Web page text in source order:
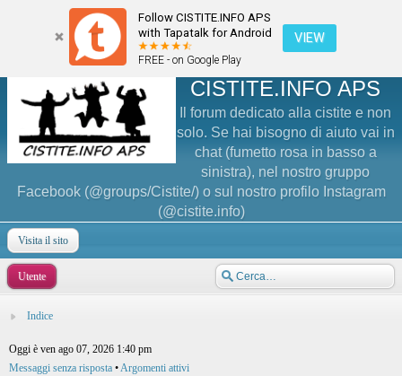
Follow CISTITE.INFO APS
with Tapatalk for Android
FREE - on Google Play
VIEW
CISTITE.INFO APS
Il forum dedicato alla cistite e non
solo. Se hai bisogno di aiuto vai in
chat (fumetto rosa in basso a
sinistra), nel nostro gruppo
Facebook (@groups/Cistite/) o sul nostro profilo Instagram
(@cistite.info)
Visita il sito
Utente
Indice
Oggi è ven ago 07, 2026 1:40 pm
Messaggi senza risposta •Argomenti attivi